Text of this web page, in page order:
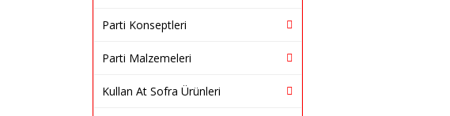
Parti Konseptleri
Parti Malzemeleri
Kullan At Sofra Ürünleri